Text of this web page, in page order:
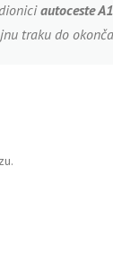
autoceste
traku do